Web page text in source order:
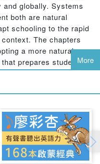
globally. Systems
both are natural
schooling to the rapid
The chapters
a more natural way
prepares students for
world. Stories of
evidence of the power
school development in
Research studies
power of Systems
to changing
More